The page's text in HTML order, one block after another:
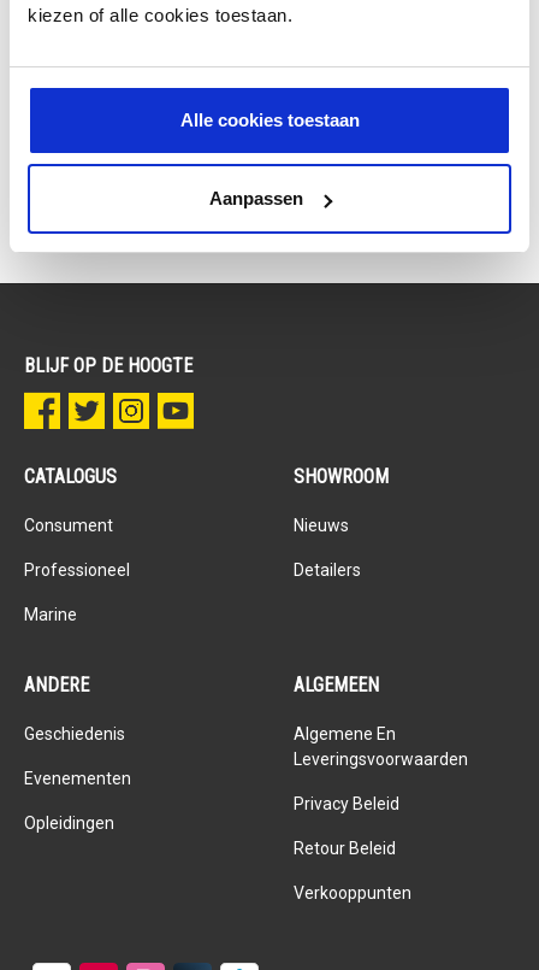
kiezen of alle cookies toestaan.
Alle cookies toestaan
Aanpassen
BLIJF OP DE HOOGTE
CATALOGUS
Consument
Professioneel
Marine
SHOWROOM
Nieuws
Detailers
ANDERE
Geschiedenis
Evenementen
Opleidingen
ALGEMEEN
Algemene En
Leveringsvoorwaarden
Privacy Beleid
Retour Beleid
Verkooppunten